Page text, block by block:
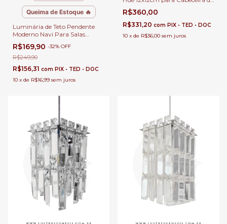
Queima de Estoque 🔥
Luminária de Teto Pendente
Moderno Navi Para Salas
Lavabos Balcão e Cabeceira de
Cama
R$169,90 -32% OFF
R$249,90
R$156,31 com PIX • TED • DOC
10 x de R$16,99 sem juros
Cama e Lavabo e Balcão de
Cozinha.
R$360,00
R$331,20 com PIX • TED • DOC
10 x de R$36,00 sem juros